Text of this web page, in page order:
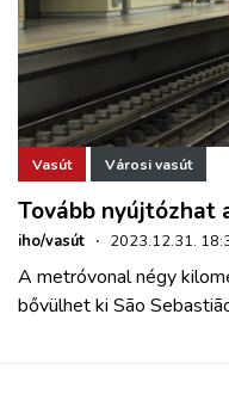
Vasút Városi vasút
Tovább nyújtózhat
iho/vasút · 2023.12.31.
A metróvonal négy
bővülhet ki São